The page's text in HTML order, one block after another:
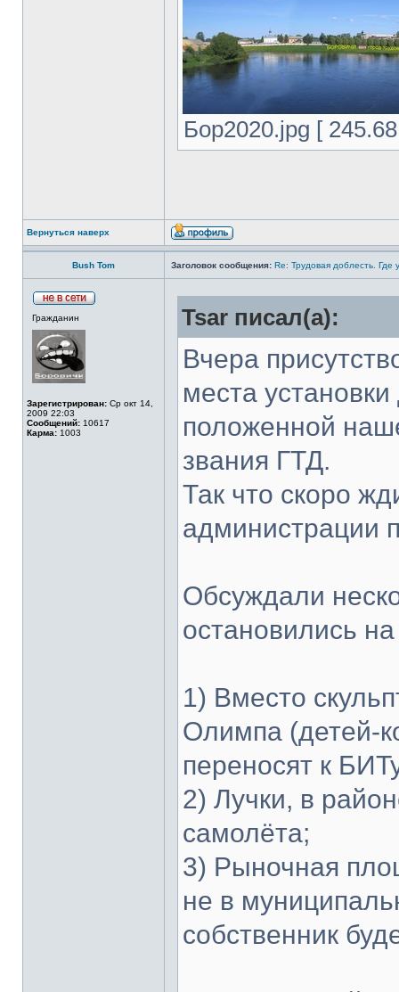
Бор2020.jpg [
Вернуться наверх
Bush Tom Заголовок сообщения: Re: Трудовая доблесть. Где
Гражданин
Зарегистрирован: Ср окт 14,
2009 22:03
Сообщений: 10617
Карма: 1003
Tsar писал(а):
Вчера
места
положенной
звания ГТД.
Так что скоро
администрации
Обсуждали
остановились
1) Вместо
Олимпа (детей-
переносят к
2) Лучки, в
самолёта;
3) Рыночная
не в
собственник